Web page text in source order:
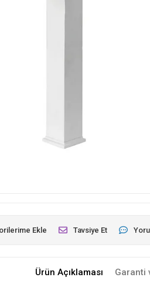
Ekle Tavsiye Et
Ürün Açıklaması Garanti